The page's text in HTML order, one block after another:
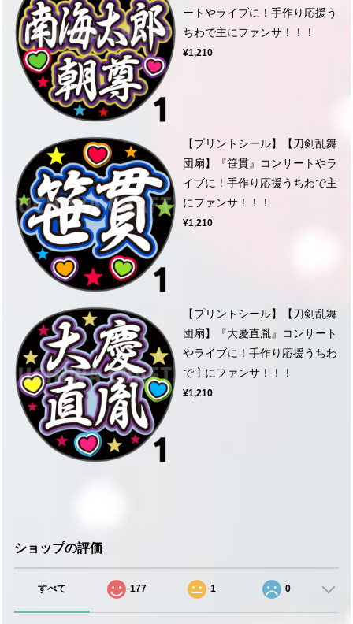
ートやライブに！手作り応援う
ちわで主にファンサ！！！
¥1,210
【プリントシール】【刀剣乱舞
団扇】『笹貫』コンサートやラ
イブに！手作り応援うちわで主
にファンサ！！！
¥1,210
【プリントシール】【刀剣乱舞
団扇】『大慶直胤』コンサート
やライブに！手作り応援うちわ
で主にファンサ！！！
¥1,210
ショップの評価
すべて 177 1 0